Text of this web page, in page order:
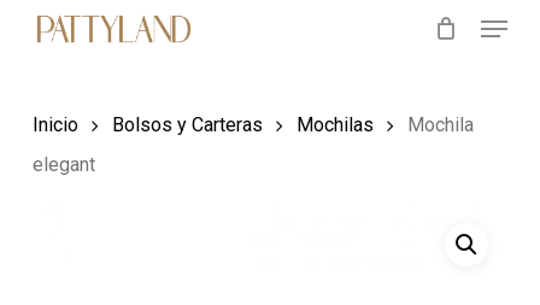
content
Menu
Inicio Bolsos y Carteras Mochilas
Mochila
elegant